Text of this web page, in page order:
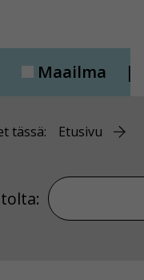
Maailma
tässä: Etusivu
Hae sivustolta